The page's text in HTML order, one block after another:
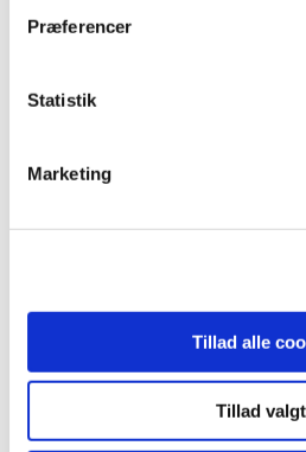
Præferencer
Statistik
Marketing
Tillad alle
Tillad
2021 (44)
2019 (20)
2017 (48)
2013 (3)